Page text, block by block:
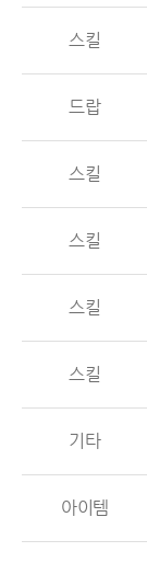
스킬
드랍
스킬
스킬
스킬
스킬
기타
아이템